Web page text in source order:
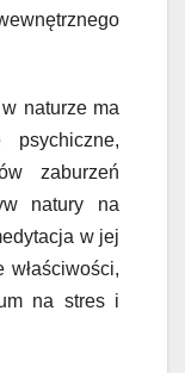
naturze ma
zaburzeń
natury na
w jej
właściwości,
na stres i